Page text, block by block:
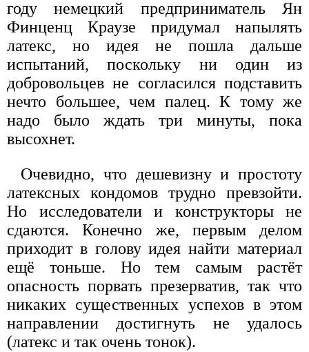
году немецкий предприниматель Ян
Финценц Краузе придумал напылять
латекс, но идея не пошла дальше
испытаний, поскольку ни один из
добровольцев не согласился подставить
нечто большее, чем палец. К тому же
надо было ждать три минуты, пока
высохнет.
Очевидно, что дешевизну и простоту
латексных кондомов трудно превзойти.
Но исследователи и конструкторы не
сдаются. Конечно же, первым делом
приходит в голову идея найти материал
ещё тоньше. Но тем самым растёт
опасность порвать презерватив, так что
никаких существенных успехов в этом
направлении достигнуть не удалось
(латекс и так очень тонок).